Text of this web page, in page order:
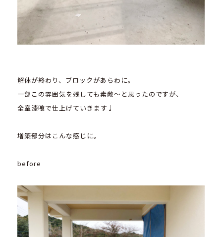
解体が終わり、ブロックがあらわに。
一部この雰囲気を残しても素敵～と思ったのですが、
全室漆喰で仕上げていきます♩
増築部分はこんな感じに。
before